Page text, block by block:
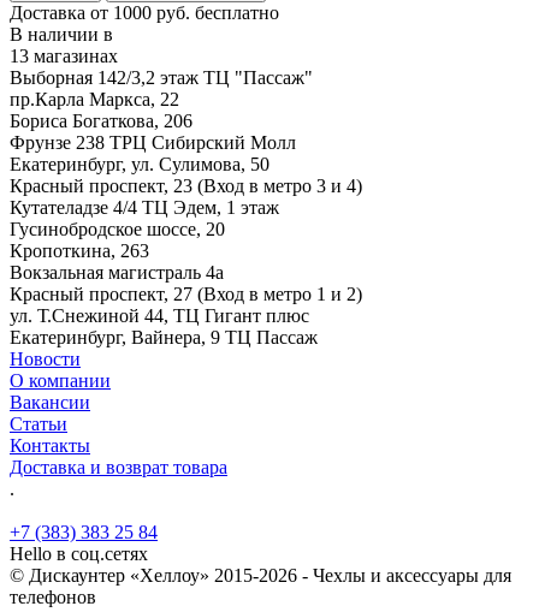
Доставка от 1000 руб. бесплатно
В наличии в
13 магазинах
Выборная 142/3,2 этаж ТЦ "Пассаж"
пр.Карла Маркса, 22
Бориса Богаткова, 206
Фрунзе 238 ТРЦ Сибирский Молл
Екатеринбург, ул. Сулимова, 50
Красный проспект, 23 (Вход в метро 3 и 4)
Кутателадзе 4/4 ТЦ Эдем, 1 этаж
Гусинобродское шоссе, 20
Кропоткина, 263
Вокзальная магистраль 4а
Красный проспект, 27 (Вход в метро 1 и 2)
ул. Т.Снежиной 44, ТЦ Гигант плюс
Екатеринбург, Вайнера, 9 ТЦ Пассаж
Новости
О компании
Вакансии
Статьи
Контакты
Доставка и возврат товара
.
+7 (383) 383 25 84
Hello в соц.сетях
© Дискаунтер «Хеллоу» 2015-2026 - Чехлы и аксессуары для
телефонов